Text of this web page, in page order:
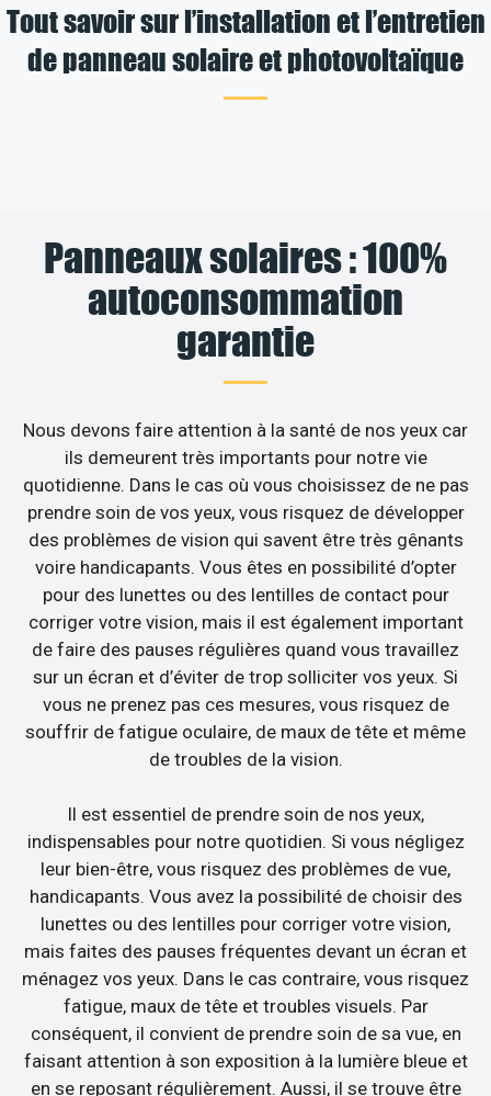
Tout savoir sur l’installation et l’entretien
de panneau solaire et photovoltaïque
Panneaux solaires : 100%
autoconsommation
garantie
Nous devons faire attention à la santé de nos yeux car
ils demeurent très importants pour notre vie
quotidienne. Dans le cas où vous choisissez de ne pas
prendre soin de vos yeux, vous risquez de développer
des problèmes de vision qui savent être très gênants
voire handicapants. Vous êtes en possibilité d’opter
pour des lunettes ou des lentilles de contact pour
corriger votre vision, mais il est également important
de faire des pauses régulières quand vous travaillez
sur un écran et d’éviter de trop solliciter vos yeux. Si
vous ne prenez pas ces mesures, vous risquez de
souffrir de fatigue oculaire, de maux de tête et même
de troubles de la vision.
Il est essentiel de prendre soin de nos yeux,
indispensables pour notre quotidien. Si vous négligez
leur bien-être, vous risquez des problèmes de vue,
handicapants. Vous avez la possibilité de choisir des
lunettes ou des lentilles pour corriger votre vision,
mais faites des pauses fréquentes devant un écran et
ménagez vos yeux. Dans le cas contraire, vous risquez
fatigue, maux de tête et troubles visuels. Par
conséquent, il convient de prendre soin de sa vue, en
faisant attention à son exposition à la lumière bleue et
en se reposant régulièrement. Aussi, il se trouve être